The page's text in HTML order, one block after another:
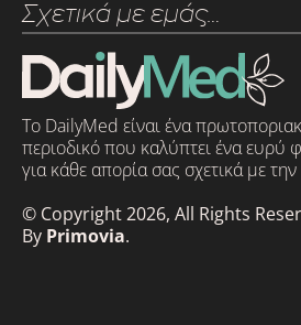
Σχετικά με εμάς…
Το DailyMed είναι ένα
περιοδικό που καλύπτει ένα
για κάθε απορία σας σχετικά με την
© Copyright 2026, All Rights
By Primovia.